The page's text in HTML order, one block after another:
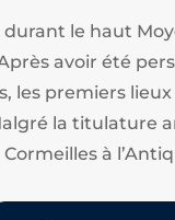
durant le haut
avoir été
les premiers
la
Cormeilles à